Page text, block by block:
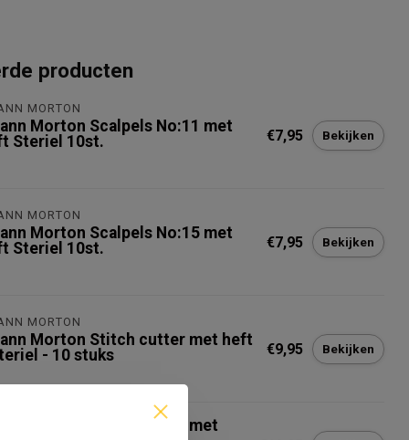
producten
MORTON
Morton Scalpels No:11 met
Steriel 10st.
€7,95 Bekijken
MORTON
Morton Scalpels No:15 met
Steriel 10st.
€7,95 Bekijken
MORTON
Morton Stitch cutter met heft
- 10 stuks
€9,95 Bekijken
Wegwerp scalpel met